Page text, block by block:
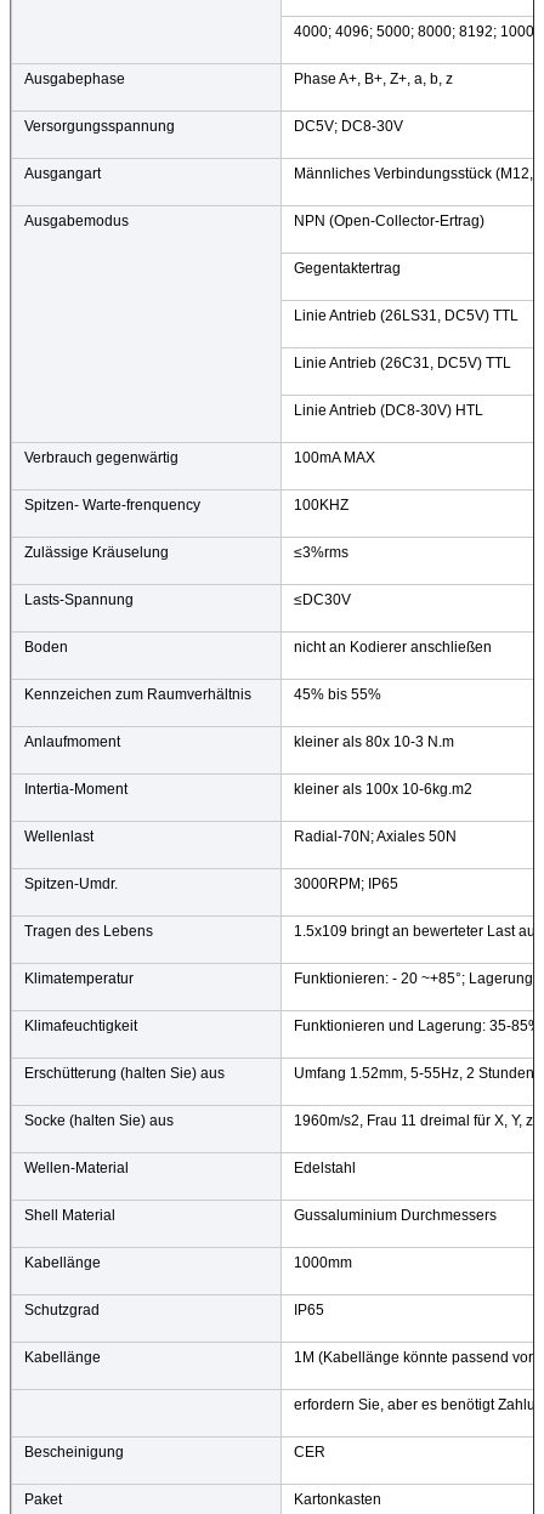
4000; 4096; 5000; 8000; 8192;
Ausgabephase Phase A+, B+, Z+, a, b, z
Versorgungsspannung DC5V; DC8-30V
Ausgangart Männliches Verbindungsstück (M12,
Ausgabemodus NPN (Open-Collector-Ertrag)
Gegentaktertrag
Linie Antrieb (26LS31, DC5V) TTL
Linie Antrieb (26C31, DC5V) TTL
Linie Antrieb (DC8-30V) HTL
Verbrauch gegenwärtig 100mA MAX
Spitzen- Warte-frenquency 100KHZ
Zulässige Kräuselung ≤3%rms
Lasts-Spannung ≤DC30V
Boden nicht an Kodierer anschließen
Kennzeichen zum Raumverhältnis 45% bis 55%
Anlaufmoment kleiner als 80x 10-3 N.m
Intertia-Moment kleiner als 100x 10-6kg.m2
Wellenlast Radial-70N; Axiales 50N
Spitzen-Umdr. 3000RPM; IP65
Tragen des Lebens 1.5x109 bringt an bewerteter Last
Klimatemperatur Funktionieren: - 20 ~+85°; Lagerung:
Klimafeuchtigkeit Funktionieren und Lagerung: 35-
Erschütterung (halten Sie) aus Umfang 1.52mm, 5-55Hz, 2 Stunden
Socke (halten Sie) aus 1960m/s2, Frau 11 dreimal für X, Y,
Wellen-Material Edelstahl
Shell Material Gussaluminium Durchmessers
Kabellänge 1000mm
Schutzgrad IP65
Kabellänge 1M (Kabellänge könnte passend
erfordern Sie, aber es benötigt
Bescheinigung CER
Paket Kartonkasten